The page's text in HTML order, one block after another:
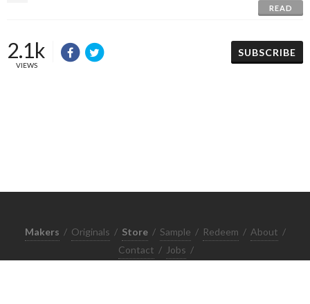
READ
2.1k
VIEWS
SUBSCRIBE
Makers / Originals / Store / Sample / Redeem / About /
Contact / Jobs /